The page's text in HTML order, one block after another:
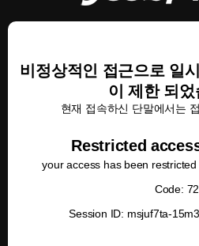
비정상적인 접근으로 일
이 제한 되
현재 접속하신 단말에서는
Restricted
your access has been restricted
Code: 72
Session ID: msjuf7ta-